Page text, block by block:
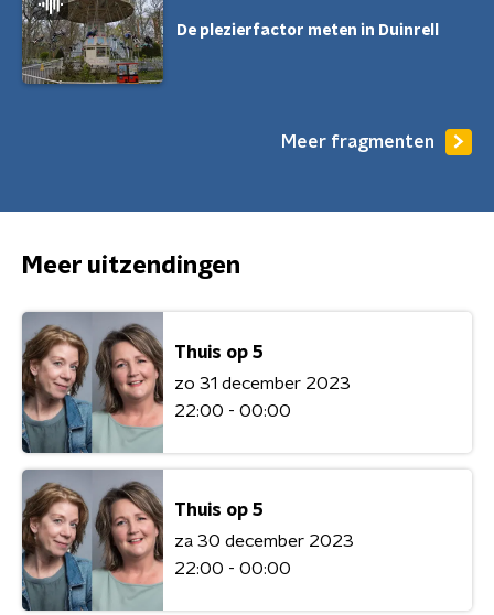
De plezierfactor meten in Duinrell
Meer fragmenten
Meer uitzendingen
Thuis op 5
zo 31 december 2023
22:00 - 00:00
Thuis op 5
za 30 december 2023
22:00 - 00:00